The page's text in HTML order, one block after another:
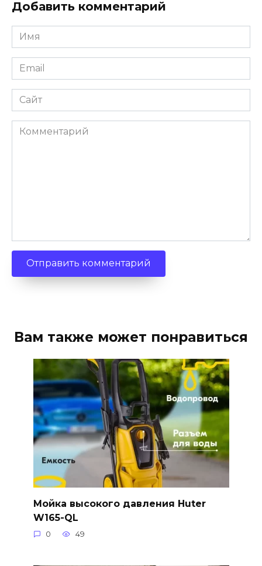
Добавить комментарий
Имя
Email
Сайт
Комментарий
Вам также может понравиться
Мойка высокого давления Huter
W165-QL
0 49